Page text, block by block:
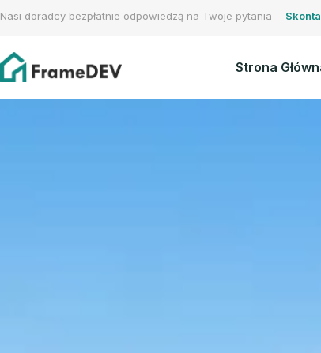
Nasi doradcy bezpłatnie odpowiedzą na Twoje pytania —
Strona